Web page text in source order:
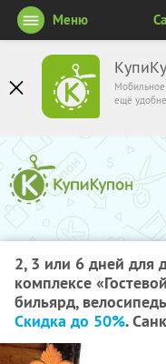
ещё
Меню
2, 3 или 6 дней для
комплексе
бильярд,
Скидка до 50%.